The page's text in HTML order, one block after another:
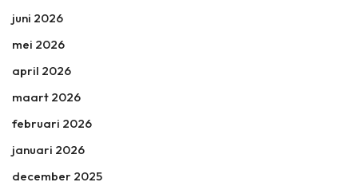
juni 2026
mei 2026
april 2026
maart 2026
februari 2026
januari 2026
december 2025